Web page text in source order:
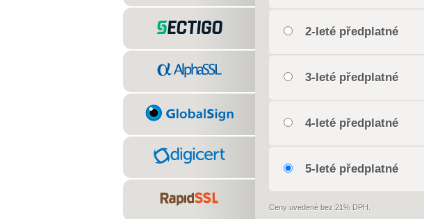
2-leté předplatné
3-leté předplatné
4-leté předplatné
5-leté předplatné
Ceny uvedené bez 21% DPH.